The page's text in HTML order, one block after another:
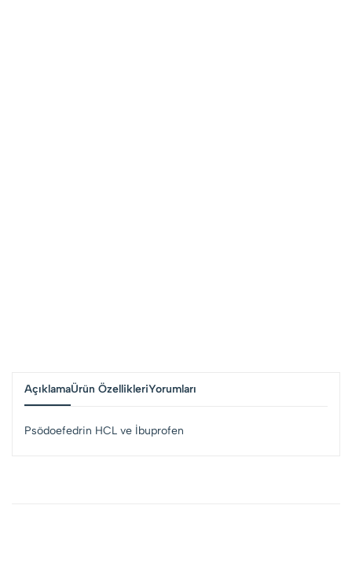
AçıklamaÜrün ÖzellikleriYorumları
Psödoefedrin HCL ve İbuprofen